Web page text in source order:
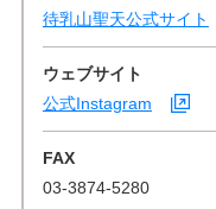
待乳山聖天公式サイト
ウェブサイト
公式Instagram
FAX
03-3874-5280